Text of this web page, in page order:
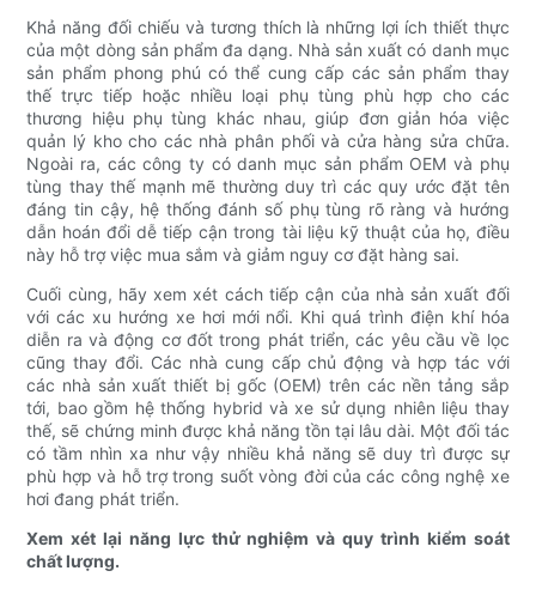
Khả năng đối chiếu và tương thích là những lợi ích thiết thực
của một dòng sản phẩm đa dạng. Nhà sản xuất có danh mục
sản phẩm phong phú có thể cung cấp các sản phẩm thay
thế trực tiếp hoặc nhiều loại phụ tùng phù hợp cho các
thương hiệu phụ tùng khác nhau, giúp đơn giản hóa việc
quản lý kho cho các nhà phân phối và cửa hàng sửa chữa.
Ngoài ra, các công ty có danh mục sản phẩm OEM và phụ
tùng thay thế mạnh mẽ thường duy trì các quy ước đặt tên
đáng tin cậy, hệ thống đánh số phụ tùng rõ ràng và hướng
dẫn hoán đổi dễ tiếp cận trong tài liệu kỹ thuật của họ, điều
này hỗ trợ việc mua sắm và giảm nguy cơ đặt hàng sai.
Cuối cùng, hãy xem xét cách tiếp cận của nhà sản xuất đối
với các xu hướng xe hơi mới nổi. Khi quá trình điện khí hóa
diễn ra và động cơ đốt trong phát triển, các yêu cầu về lọc
cũng thay đổi. Các nhà cung cấp chủ động và hợp tác với
các nhà sản xuất thiết bị gốc (OEM) trên các nền tảng sắp
tới, bao gồm hệ thống hybrid và xe sử dụng nhiên liệu thay
thế, sẽ chứng minh được khả năng tồn tại lâu dài. Một đối tác
có tầm nhìn xa như vậy nhiều khả năng sẽ duy trì được sự
phù hợp và hỗ trợ trong suốt vòng đời của các công nghệ xe
hơi đang phát triển.
Xem xét lại năng lực thử nghiệm và quy trình kiểm soát
chất lượng.